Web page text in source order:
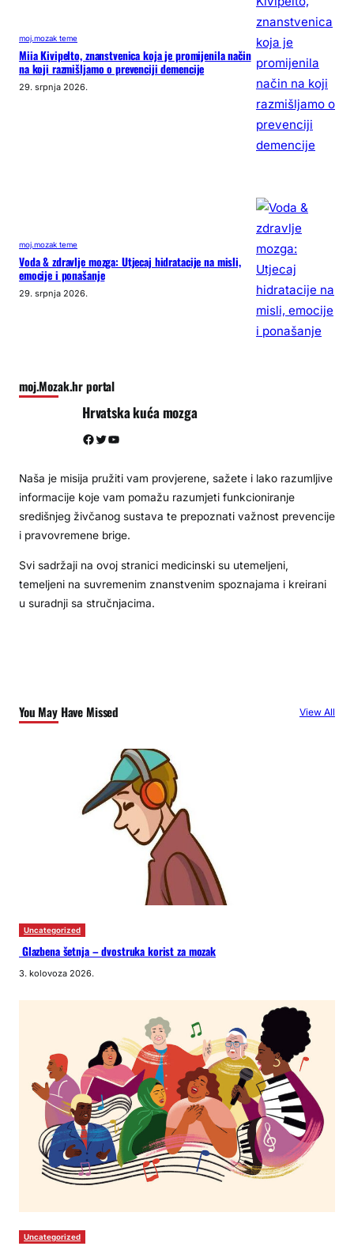
moj.mozak teme
Miia Kivipelto, znanstvenica koja je promijenila način
na koji razmišljamo o prevenciji demencije
29. srpnja 2026.
moj.mozak teme
Voda & zdravlje mozga: Utjecaj hidratacije na misli,
emocije i ponašanje
29. srpnja 2026.
moj.Mozak.hr portal
Hrvatska kuća mozga
Facebook Twitter YouTube
Naša je misija pružiti vam provjerene, sažete i lako razumljive
informacije koje vam pomažu razumjeti funkcioniranje
središnjeg živčanog sustava te prepoznati važnost prevencije
i pravovremene brige.
Svi sadržaji na ovoj stranici medicinski su utemeljeni,
temeljeni na suvremenim znanstvenim spoznajama i kreirani
u suradnji sa stručnjacima.
You May Have Missed View All
Uncategorized
Glazbena šetnja – dvostruka korist za mozak
3. kolovoza 2026.
Uncategorized